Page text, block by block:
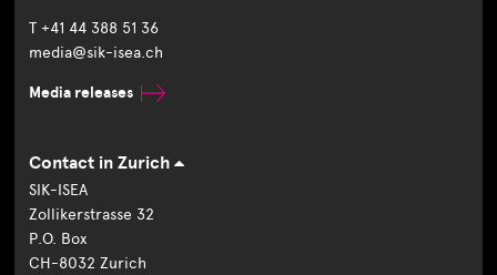
T +41 44 388 51 36
media@sik-isea.ch
Media releases
Contact in Zurich
SIK-ISEA
Zollikerstrasse 32
P.O. Box
CH-8032 Zurich